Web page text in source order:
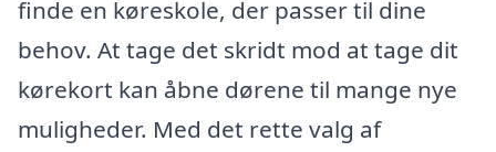
finde en køreskole, der passer til dine
behov. At tage det skridt mod at tage dit
kørekort kan åbne dørene til mange nye
muligheder. Med det rette valg af